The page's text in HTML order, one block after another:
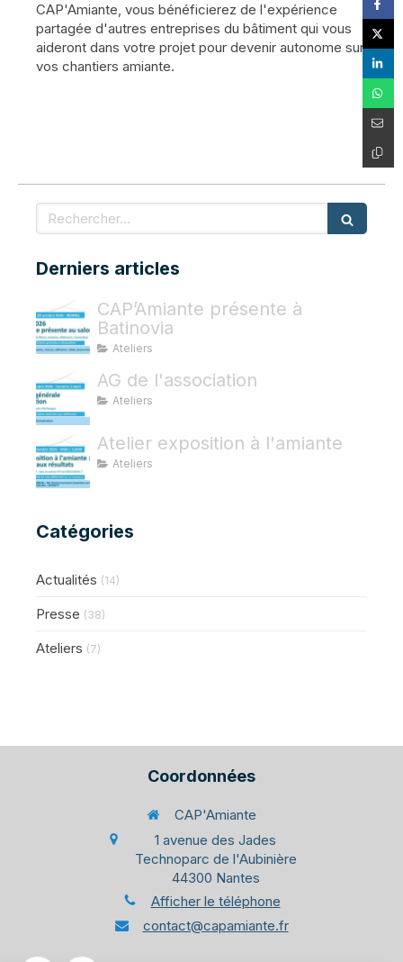
CAP'Amiante, vous bénéficierez de l'expérience
partagée d'autres entreprises du bâtiment qui vous
aideront dans votre projet pour devenir autonome sur
vos chantiers amiante.
Rechercher
Derniers articles
CAP’Amiante présente à
Batinovia
Ateliers
AG de l'association
Ateliers
Atelier exposition à l'amiante
Ateliers
Catégories
Actualités (14)
Presse (38)
Ateliers (7)
Coordonnées
CAP'Amiante
1 avenue des Jades
Technoparc de l'Aubinière
44300 Nantes
Afficher le téléphone
contact@capamiante.fr